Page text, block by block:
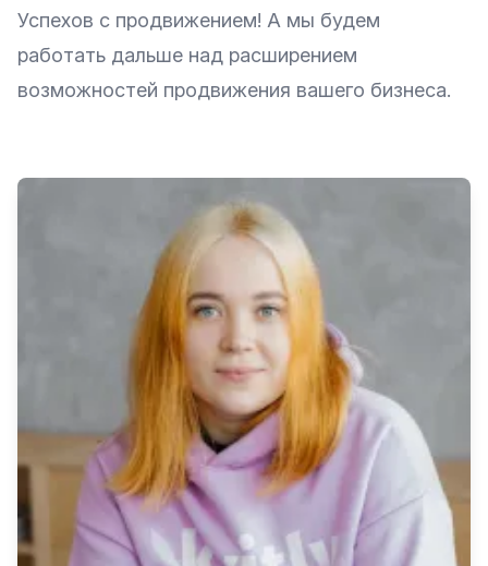
Успехов с продвижением! А мы будем
работать дальше над расширением
возможностей продвижения вашего бизнеса.